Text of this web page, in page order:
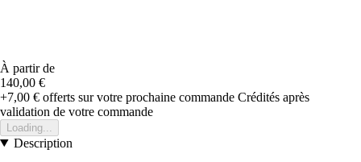
À partir de
140,00 €
+7,00 € offerts sur votre prochaine commande Crédités après
validation de votre commande
Loading...
Description